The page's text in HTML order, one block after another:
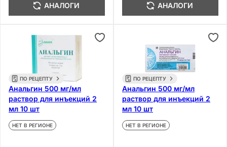
АНАЛОГИ АНАЛОГИ
ПО РЕЦЕПТУ
Анальгин 500 мг/мл
раствор для инъекций 2
мл 10 шт
НЕТ В РЕГИОНЕ
ПО РЕЦЕПТУ
Анальгин 500 мг/мл
раствор для инъекций 2
мл 10 шт
НЕТ В РЕГИОНЕ